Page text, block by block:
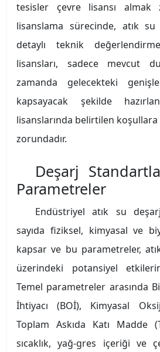
tesisler çevre lisansı almak
lisanslama sürecinde, atık su
detaylı teknik
lisansları, sadece mevcut
zamanda gelecekteki
kapsayacak şekilde
lisanslarında belirtilen
zorundadır.
Deşarj
Parametreler
Endüstriyel atık su
sayıda fiziksel, kimyasal ve
kapsar ve bu parametreler,
üzerindeki potansiyel
Temel parametreler arasında
İhtiyacı (BOİ), Kimyasal
Toplam Askıda Katı Madde
sıcaklık, yağ-gres içeriği ve